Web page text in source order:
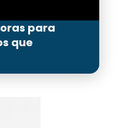
para
que